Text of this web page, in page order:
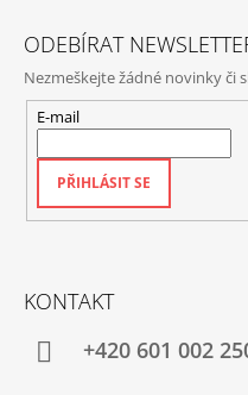
ODEBÍRAT
Nezmeškejte žádné novinky či
E-mail
PŘIHLÁSIT SE
KONTAKT
+420‭ 601 002